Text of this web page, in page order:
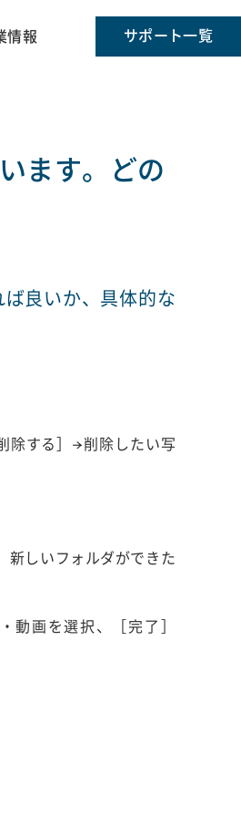
情報 サポート一覧
ます。どの
良いか、具体的な
除する］→削除したい写
新しいフォルダができた
画を選択、［完了］